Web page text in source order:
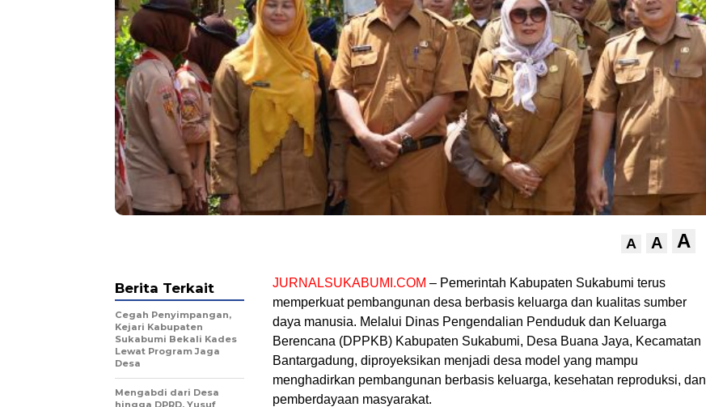
A A A
JURNALSUKABUMI.COM – Pemerintah Kabupaten Sukabumi terus
memperkuat pembangunan desa berbasis keluarga dan kualitas sumber
daya manusia. Melalui Dinas Pengendalian Penduduk dan Keluarga
Berencana (DPPKB) Kabupaten Sukabumi, Desa Buana Jaya, Kecamatan
Bantargadung, diproyeksikan menjadi desa model yang mampu
menghadirkan pembangunan berbasis keluarga, kesehatan reproduksi, dan
pemberdayaan masyarakat.
Berita Terkait
Cegah Penyimpangan,
Kejari Kabupaten
Sukabumi Bekali Kades
Lewat Program Jaga
Desa
Mengabdi dari Desa
hingga DPRD, Yusuf